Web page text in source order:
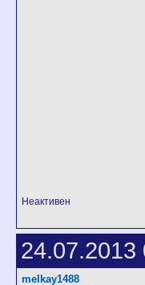
Неактивен
24.07.2013
melkay1488